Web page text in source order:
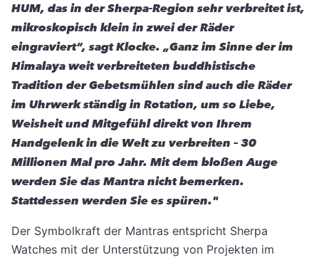
HUM, das in der Sherpa-Region sehr verbreitet ist,
mikroskopisch klein in zwei der Räder
eingraviert“, sagt Klocke. „Ganz im Sinne der im
Himalaya weit verbreiteten buddhistische
Tradition der Gebetsmühlen sind auch die Räder
im Uhrwerk ständig in Rotation, um so Liebe,
Weisheit und Mitgefühl direkt von Ihrem
Handgelenk in die Welt zu verbreiten – 30
Millionen Mal pro Jahr. Mit dem bloßen Auge
werden Sie das Mantra nicht bemerken.
Stattdessen werden Sie es spüren."
Der Symbolkraft der Mantras entspricht Sherpa
Watches mit der Unterstützung von Projekten im